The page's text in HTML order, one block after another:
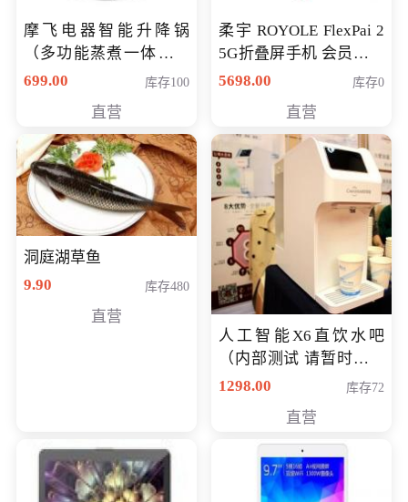
摩飞电器智能升降锅
（多功能蒸煮一体锅）
（智能升降养生锅） 会
699.00 库存100
直营
柔宇 ROYOLE FlexPai 2
5G折叠屏手机 会员专享
购买价格 4998元
5698.00 库存0
直营
洞庭湖草鱼
9.90
库存480
直营
人工智能X6直饮水吧
（内部测试 请暂时不要
购买）
1298.00 库存72
直营